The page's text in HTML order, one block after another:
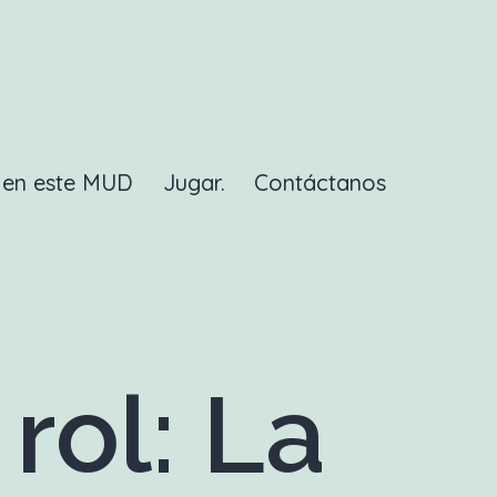
este MUD Jugar. Contáctanos
La